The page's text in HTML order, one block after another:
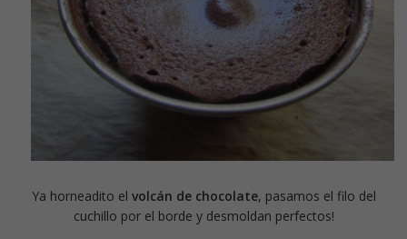
Ya horneadito el volcán de chocolate, pasamos el filo del
cuchillo por el borde y desmoldan perfectos!